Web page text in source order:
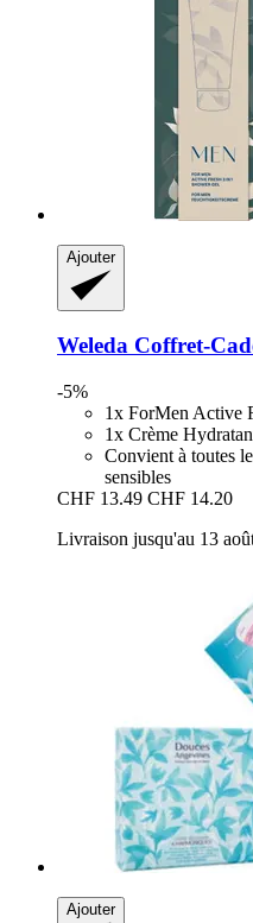
Ajouter
Weleda Coffret-​
-5%
1x ForMen Active
1x Crème
Convient à toutes
sensibles
CHF 13.49 CHF 14.20
Livraison jusqu'au 13
Ajouter